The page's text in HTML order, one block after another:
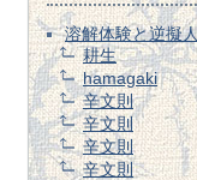
溶解体験と逆擬
耕生
hamagaki
辛文則
辛文則
辛文則
辛文則